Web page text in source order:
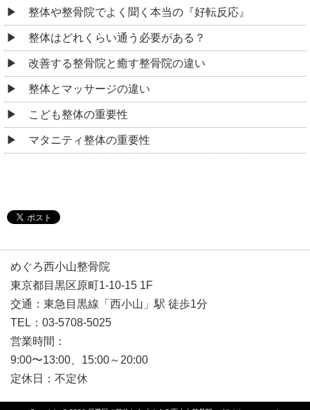
整体や整骨院でよく聞く本当の『好転反応』
整体はどれくらい通う必要がある？
改善する整骨院と癒す整骨院の違い
整体とマッサージの違い
こども整体の重要性
マタニティ整体の重要性
めぐろ西小山整骨院
東京都目黒区原町1-10-15 1F
交通：東急目黒線「西小山」駅 徒歩1分
TEL：03-5708-5025
営業時間：
9:00〜13:00、15:00～20:00
定休日：不定休